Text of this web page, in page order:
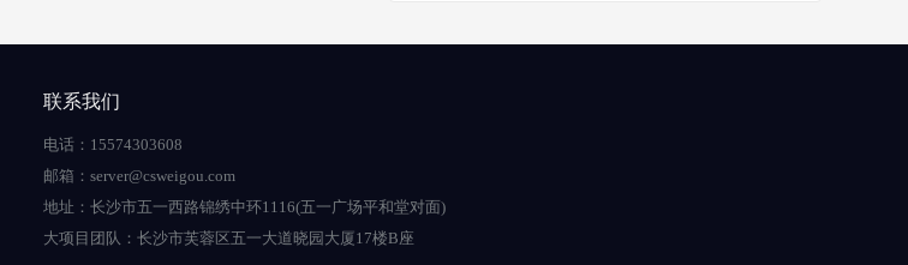
联系我们
电话：15574303608
邮箱：server@csweigou.com
地址：长沙市五一西路锦绣中环1116(五一广场平和堂对面)
大项目团队：长沙市芙蓉区五一大道晓园大厦17楼B座